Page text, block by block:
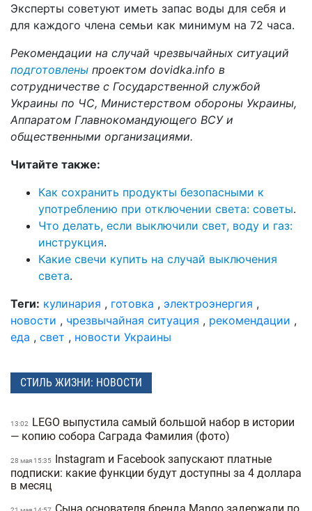
Эксперты советуют иметь запас воды для себя и
для каждого члена семьи как минимум на 72 часа.
Рекомендации на случай чрезвычайных ситуаций
подготовлены проектом dovidka.info в
сотрудничестве с Государственной службой
Украины по ЧС, Министерством обороны Украины,
Аппаратом Главнокомандующего ВСУ и
общественными организациями.
Читайте также:
Как сохранить продукты безопасными к
употреблению при отключении света: советы.
Что делать, если выключили свет, воду и газ:
инструкция.
Какие свечи купить на случай выключения
света.
Теги: кулинария , готовка , электроэнергия ,
новости , чрезвычайная ситуация , рекомендации ,
еда , свет , новости Украины
СТИЛЬ ЖИЗНИ: НОВОСТИ
13:02
LEGO выпустила самый большой набор в истории
— копию собора Саграда Фамилия (фото)
28 мая 15:35 Instagram и Facebook запускают платные
подписки: какие функции будут доступны за 4 доллара
в месяц
Сына основателя бренда Mango задержали по